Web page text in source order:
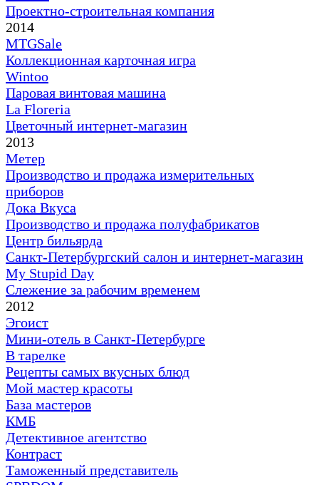
Проектно-строительная компания
2014
MTGSale
Коллекционная карточная игра
Wintoo
Паровая винтовая машина
La Floreria
Цветочный интернет-магазин
2013
Метер
Производство и продажа измерительных
приборов
Дока Вкуса
Производство и продажа полуфабрикатов
Центр бильярда
Санкт-Петербургский салон и интернет-магазин
My Stupid Day
Слежение за рабочим временем
2012
Эгоист
Мини-отель в Санкт-Петербурге
В тарелке
Рецепты самых вкусных блюд
Мой мастер красоты
База мастеров
КМБ
Детективное агентство
Контраст
Таможенный представитель